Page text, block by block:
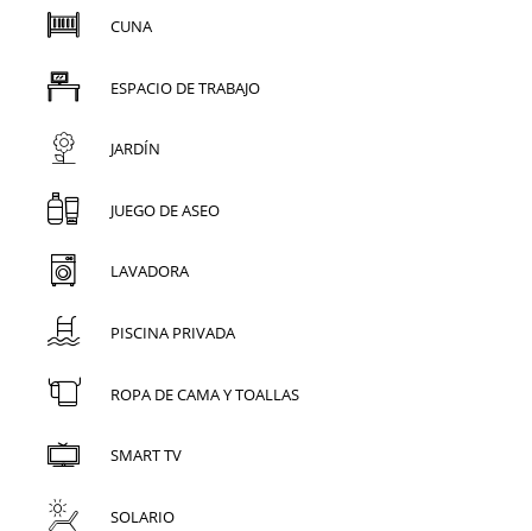
CUNA
ESPACIO DE TRABAJO
JARDÍN
JUEGO DE ASEO
LAVADORA
PISCINA PRIVADA
ROPA DE CAMA Y TOALLAS
SMART TV
SOLARIO